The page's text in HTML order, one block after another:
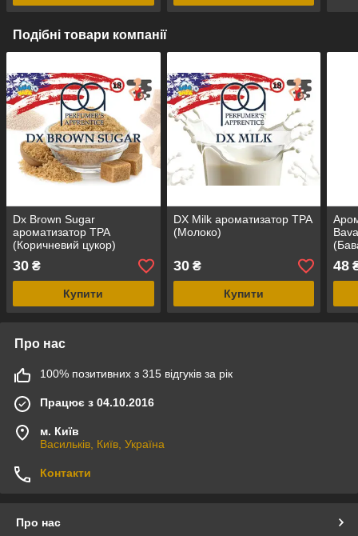
Подібні товари компанії
Dx Brown Sugar
ароматизатор TPA
(Коричневий цукор)
30 ₴
Купити
DX Milk ароматизатор TPA
(Молоко)
30₴
Купити
48
Про нас
100% позитивних з 315 відгуків за рік
Працює з 04.10.2016
м. Київ
Васильків, Київ, Україна
Контакти
Про нас